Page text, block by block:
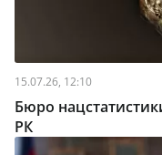
15.07.26, 12:10
Бюро
РК